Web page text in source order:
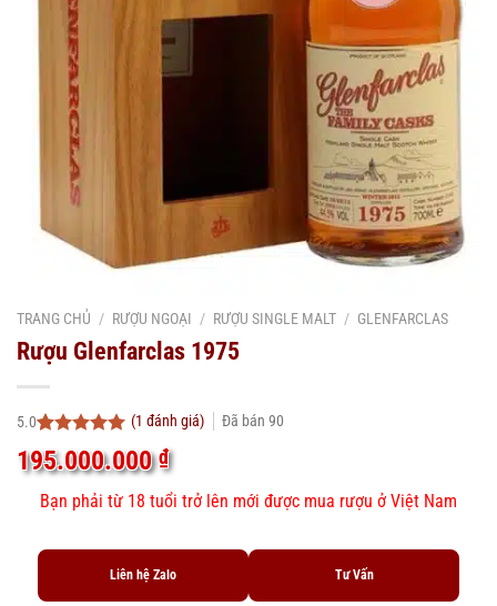
TRANG CHỦ / RƯỢU NGOẠI / RƯỢU SINGLE MALT / GLENFARCLAS
Rượu Glenfarclas 1975
5.0
5.0 trên 5
dựa trên
1
(1 đánh giá) Đã bán 90
195.000.000₫
Bạn phải từ 18 tuổi trở lên mới được mua rượu ở Việt Nam
Liên hệ Zalo Tư Vấn